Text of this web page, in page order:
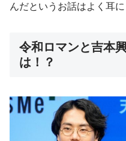
んだというお話はよく耳
令和ロマンと吉本
は！？